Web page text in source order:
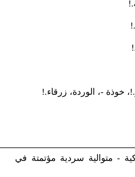
خوذة -، الوردة، زرقاء.!
- متوالية سردية مؤتمتة في